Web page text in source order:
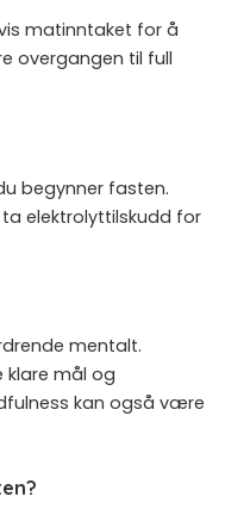
matinntaket for å
overgangen til full
begynner fasten.
ta elektrolyttilskudd for
mentalt.
klare mål og
kan også være